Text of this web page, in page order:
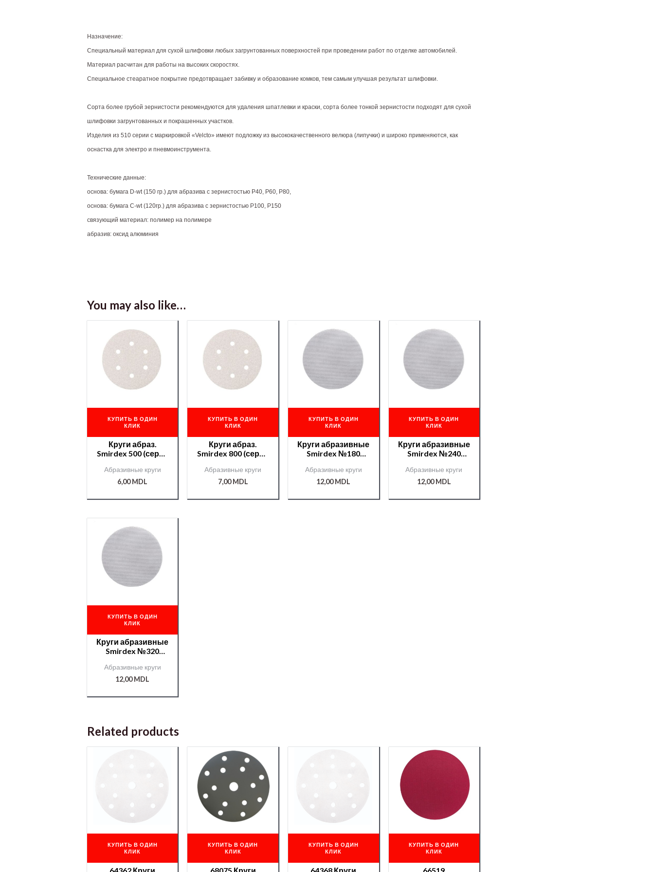
Назначение:
Специальный материал для сухой шлифовки любых загрунтованных поверхностей при проведении работ по отделке автомобилей.
Материал расчитан для работы на высоких скоростях.
Специальное стеаратное покрытие предотвращает забивку и образование комков, тем самым улучшая результат шлифовки.
Сорта более грубой зернистости рекомендуются для удаления шпатлевки и краски, сорта более тонкой зернистости подходят для сухой
шлифовки загрунтованных и покрашенных участков.
Изделия из 510 серии с маркировкой «Velcto» имеют подложку из высококачественного велюра (липучки) и широко применяются, как
оснастка для электро и пневмоинструмента.
Технические данные:
основа: бумага D-wt (150 гр.) для абразива с зернистостью P40, P60, P80,
основа: бумага С-wt (120гр.) для абразива с зернистостью P100, P150
связующий материал: полимер на полимере
абразив: оксид алюминия
You may also like…
КУПИТЬ В ОДИН
КЛИК
Круги абраз.
Smirdex 500 (серия
7отв./000007219/
Абразивные круги
6,00MDL
КУПИТЬ В ОДИН
КЛИК
Круги абраз.
Smirdex 800 (серия
7отв./000007221/
Абразивные круги
7,00MDL
КУПИТЬ В ОДИН
КЛИК
Круги абразивные
Smirdex №180
750) 150мм
/000007200/
Абразивные круги
12,00MDL
КУПИТЬ В ОДИН
КЛИК
Круги абразивные
Smirdex №240
750) 150мм
/000007201/
Абразивные круги
12,00MDL
КУПИТЬ В ОДИН
КЛИК
Круги абразивные
Smirdex №320
750) 150мм
/000007202/
Абразивные круги
12,00MDL
Related products
КУПИТЬ В ОДИН
КЛИК
КУПИТЬ В ОДИН
КЛИК
КУПИТЬ В ОДИН
КЛИК
КУПИТЬ В ОДИН
КЛИК